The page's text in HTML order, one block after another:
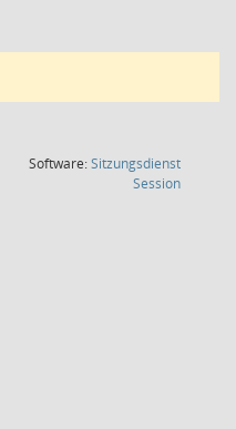
Software:Sitzungsdienst
Session(Wird in